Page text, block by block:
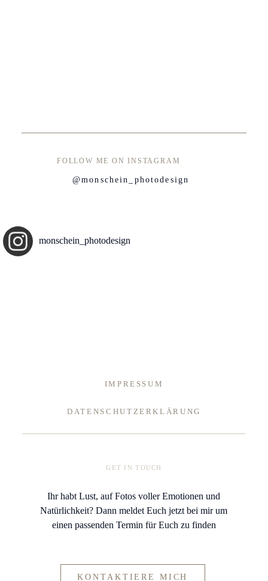
FOLLOW ME ON INSTAGRAM
@monschein_photodesign
monschein_photodesign
GET IN TOUCH
Ihr habt Lust, auf Fotos voller Emotionen und
Natürlichkeit? Dann meldet Euch jetzt bei mir um
einen passenden Termin für Euch zu finden
IMPRESSUM
DATENSCHUTZERKLÄRUNG
KONTAKTIERE MICH